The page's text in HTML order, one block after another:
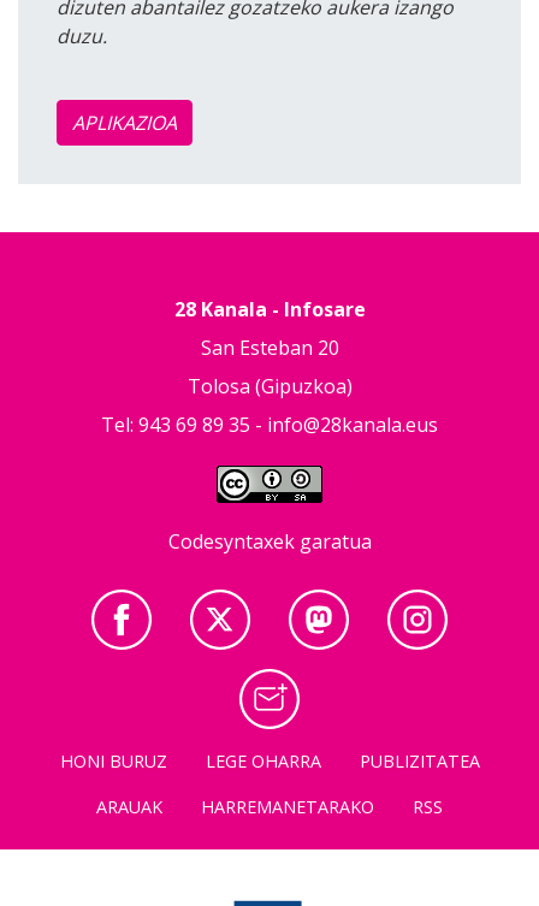
dizuten abantailez gozatzeko aukera izango
duzu.
APLIKAZIOA
28 Kanala - Infosare
San Esteban 20
Tolosa (Gipuzkoa)
Tel: 943 69 89 35 - info@28kanala.eus
Codesyntaxek garatua
HONI BURUZ LEGE OHARRA
PUBLIZITATEA
ARAUAK
HARREMANETARAKO RSS